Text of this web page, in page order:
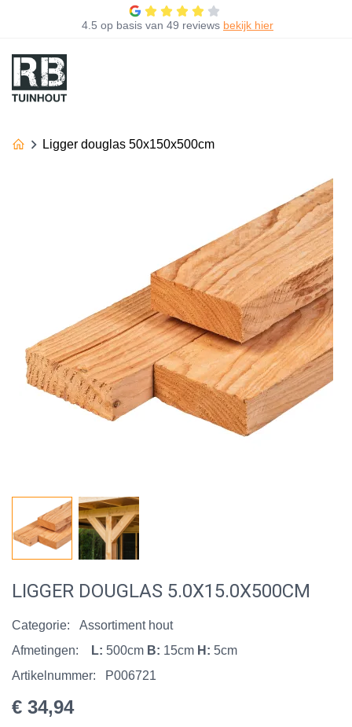
4.5 op basis van 49 reviews bekijk hier
Ligger douglas 50x150x500cm
LIGGER DOUGLAS 5.0X15.0X500CM
Categorie:
Assortiment hout
Afmetingen:
L: 500cm B: 15cm H: 5cm
Artikelnummer:
P006721
€ 34,94